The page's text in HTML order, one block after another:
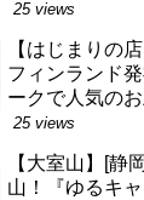
25 views
【はじまりの
フィンランド
ークで人気の
25 views
【大室山】[静
山！『ゆるキ